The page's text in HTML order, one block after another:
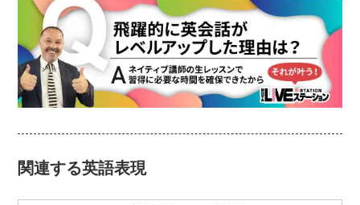
関連する英語表現